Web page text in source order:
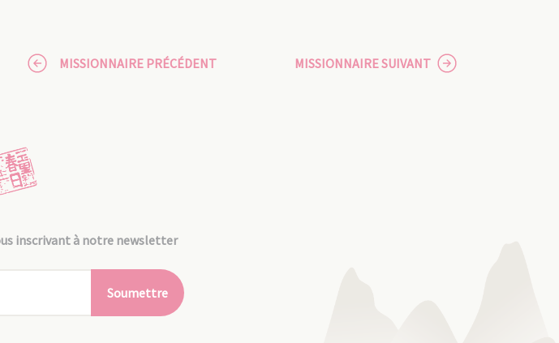
MISSIONNAIRE PRÉCÉDENT MISSIONNAIRE SUIVANT
inscrivant à notre newsletter
Soumettre